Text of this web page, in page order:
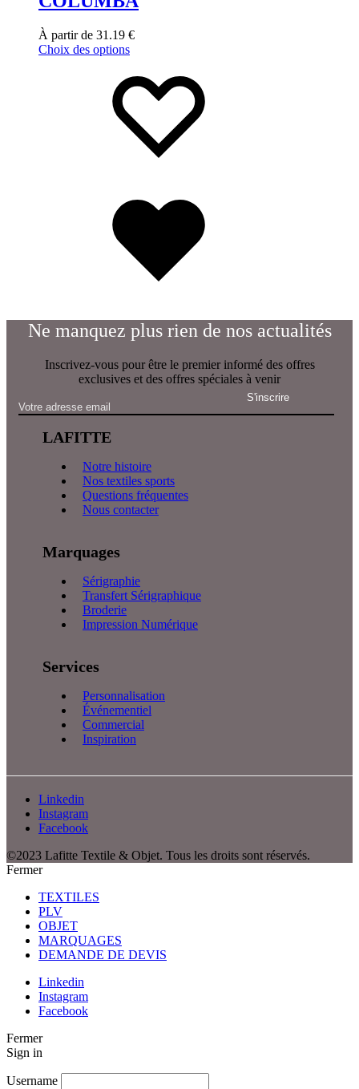
À partir de 31.19 €
Choix des options
Ne manquez plus rien de nos actualités
Inscrivez-vous pour être le premier informé des offres
exclusives et des offres spéciales à venir
LAFITTE
Notre histoire
Nos textiles sports
Questions fréquentes
Nous contacter
Marquages
Sérigraphie
Transfert Sérigraphique
Broderie
Impression Numérique
Services
Personnalisation
Événementiel
Commercial
Inspiration
Linkedin
Instagram
Facebook
©2023 Lafitte Textile & Objet. Tous les droits sont réservés.
Fermer
TEXTILES
PLV
OBJET
MARQUAGES
DEMANDE DE DEVIS
Linkedin
Instagram
Facebook
Fermer
Sign in
Username